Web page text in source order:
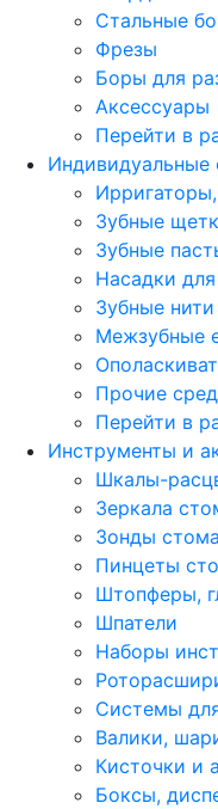
Стальные
Фрезы
Боры для
Аксессуары
Перейти в
Индивидуальные
Зубные
Зубные
Насадки
Зубные нити
Межзубные
Прочие
Перейти в
Инструменты и
Шкалы-
Зеркала
Зонды
Пинцеты
Штопферы,
Шпатели
Наборы
Системы
Валики,
Кисточки и
Боксы,